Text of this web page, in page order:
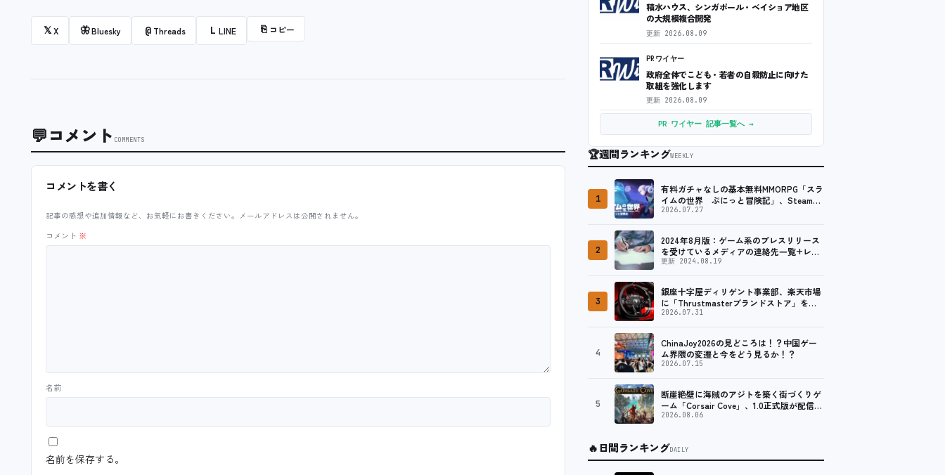
𝕏X 🦋Bluesky @ Threads L LINE ⎘ コピー
💬コメント COMMENTS
コメントを書く
記事の感想や追加情報など、お気軽にお書きください。メールアドレスは公開されません。
コメント ※
名前
名前を保存する。
積水ハウス、シンガポール・ベイショア地区
の大規模複合開発
更新 2026.08.09
PRワイヤー
政府全体でこども・若者の自殺防止に向けた
取組を強化します
更新 2026.08.09
PR ワイヤー 記事一覧へ →
🏆週間ランキングWEEKLY
1
有料ガチャなしの基本無料MMORPG「スラ
イムの世界 ぷにっと冒険記」、Steam向
けの無料体験版が8月末に配信決定
2026.07.27
2
2024年8月版：ゲーム系のプレスリリース
を受けているメディアの連絡先一覧+レビ
ュー依頼先一覧
更新 2024.08.19
3
銀座十字屋ディリゲント事業部、楽天市場
に「Thrustmasterブランドストア」をオ
ープン。記念キャンペーンでポイントアッ
2026.07.31
4
ChinaJoy2026の見どころは！？中国ゲー
ム界隈の変遷と今をどう見るか！？
2026.07.15
5
断崖絶壁に海賊のアジトを築く街づくりゲ
ーム「Corsair Cove」、1.0正式版が配信開
始！
2026.08.06
🔥日間ランキングDAILY